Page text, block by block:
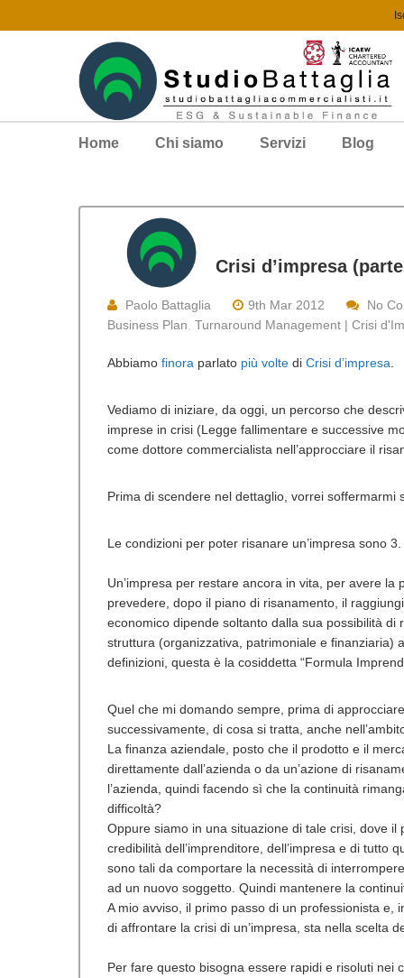
Home Chi siamo Servizi Blog
Crisi d’impresa
Paolo Battaglia 9th Mar 2012
No
Business Plan, Turnaround Management | Crisi
Abbiamo finora parlato più volte di Crisi d’impresa.
Vediamo di iniziare, da oggi, un percorso che
imprese in crisi (Legge fallimentare e successive
come dottore commercialista nell’approcciare il
Prima di scendere nel dettaglio, vorrei soffermarmi
Le condizioni per poter risanare un’impresa sono 3.
Un’impresa per restare ancora in vita, per avere
prevedere, dopo il piano di risanamento, il
economico dipende soltanto dalla sua possibilità
struttura (organizzativa, patrimoniale e finanziaria)
definizioni, questa è la cosiddetta “Formula
Quel che mi domando sempre, prima di
successivamente, di cosa si tratta, anche
La finanza aziendale, posto che il prodotto e il
direttamente dall’azienda o da un’azione di
l’azienda, quindi facendo sì che la continuità
difficoltà?
Oppure siamo in una situazione di tale crisi, dove
credibilità dell’imprenditore, dell’impresa e di tutto
sono tali da comportare la necessità di
ad un nuovo soggetto. Quindi mantenere la
A mio avviso, il primo passo di un professionista e,
di affrontare la crisi di un’impresa, sta nella scelta
Per fare questo bisogna essere rapidi e risoluti